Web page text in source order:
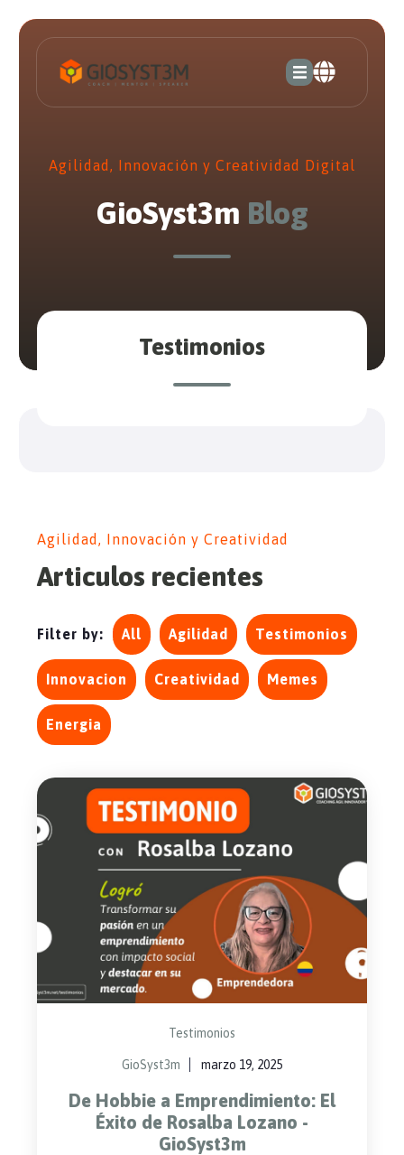
Agilidad, Innovación y Creatividad Digital
GioSyst3m Blog
Testimonios
Agilidad, Innovación y Creatividad
Articulos recientes
Filter by: All Agilidad Testimonios
Innovacion Creatividad Memes
Energia
Testimonios
GioSyst3m marzo 19, 2025
De Hobbie a Emprendimiento: El
Éxito de Rosalba Lozano -
GioSyst3m